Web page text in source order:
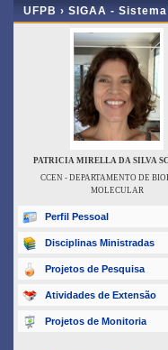
UFPB › SIGAA -
PATRICIA MIRELLA DA SILVA
CCEN - DEPARTAMENTO DE
MOLECULAR
Perfil Pessoal
Disciplinas Ministradas
Projetos de Pesquisa
Atividades de Extensão
Projetos de Monitoria